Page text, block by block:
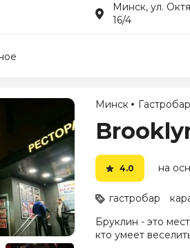
Минск, ул.
16/4
Минск Гастробар
4.0 на
гастробар
Бруклин - это
кто умеет